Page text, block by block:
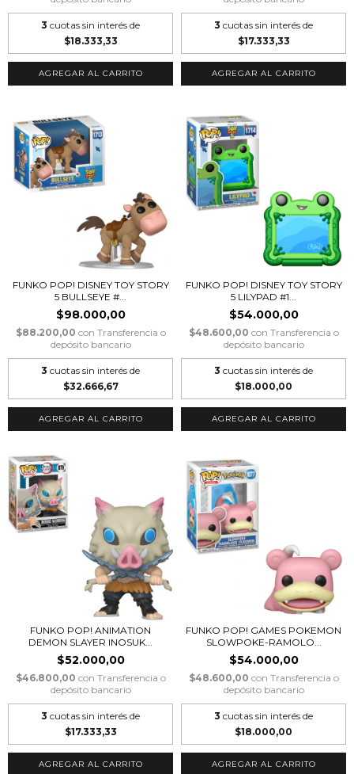
3 cuotas sin interés de
$18.333,33
3 cuotas sin interés de
$17.333,33
FUNKO POP! DISNEY TOY STORY
5 BULLSEYE #...
$98.000,00
$88.200,00 con Transferencia o
depósito bancario
3 cuotas sin interés de
$32.666,67
FUNKO POP! DISNEY TOY STORY
5 LILYPAD #1...
$54.000,00
$48.600,00 con Transferencia o
depósito bancario
3 cuotas sin interés de
$18.000,00
FUNKO POP! ANIMATION
DEMON SLAYER INOSUK...
$52.000,00
$46.800,00 con Transferencia o
depósito bancario
3 cuotas sin interés de
$17.333,33
FUNKO POP! GAMES POKEMON
SLOWPOKE-RAMOLO...
$54.000,00
$48.600,00 con Transferencia o
depósito bancario
3 cuotas sin interés de
$18.000,00